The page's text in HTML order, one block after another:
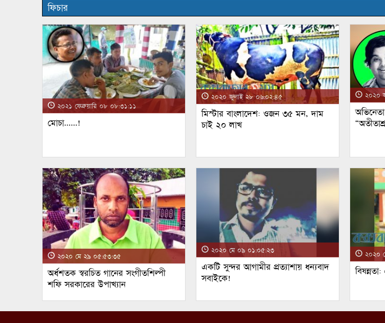
ফিচার
২০২১ ফেব্রুয়ারি ০৮ ০৮:৩১:১১
মোচা……!
২০২০ জুলাই ২৮ ০৬:০২:৪৫
মিস্টার বাংলাদেশ: ওজন ৩৫ মন, দাম
চাই ২০ লাখ
২০২০
২০২০ মে ২৯ ০৫:৫৩:৩৫
অর্ধশতক স্বরচিত গানের সংগীতশিল্পী
শফি সরকারের উপাখ্যান
২০২০ মে ০৯ ০১:০৫:২৩
একটি সুন্দর আগামীর প্রত্যাশায় ধন্যবাদ
সবাইকে!
২০২০